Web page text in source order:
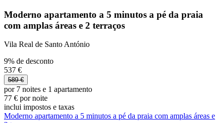
Moderno apartamento a 5 minutos a pé da praia
com amplas áreas e 2 terraços
Vila Real de Santo António
9% de desconto
537 €
589 €
por 7 noites e 1 apartamento
77 € por noite
inclui impostos e taxas
Moderno apartamento a 5 minutos a pé da praia com amplas áreas e